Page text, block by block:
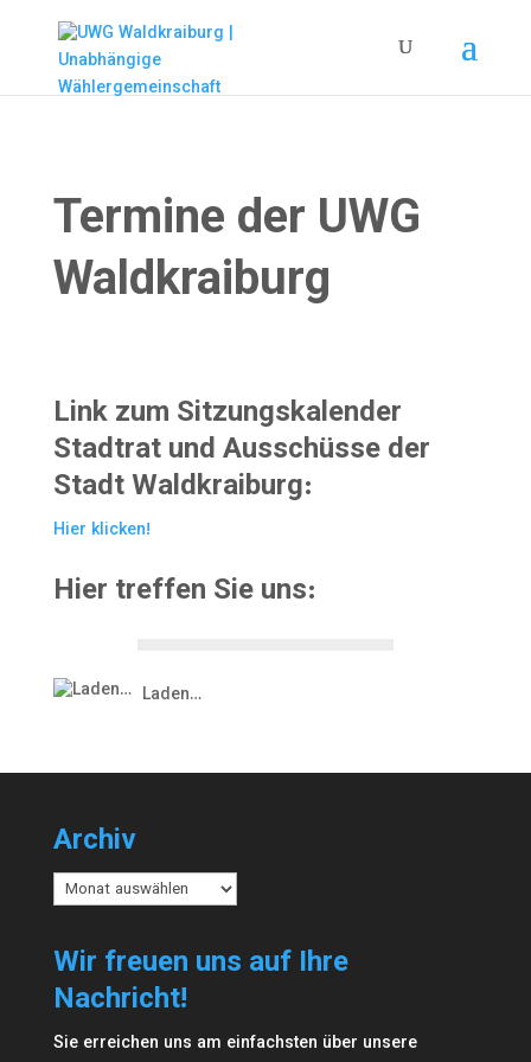
Termine der UWG
Waldkraiburg
Link zum Sitzungskalender
Stadtrat und Ausschüsse der
Stadt Waldkraiburg:
Hier klicken!
Hier treffen Sie uns:
Laden…
Archiv
Archiv
Wir freuen uns auf Ihre
Nachricht!
Sie erreichen uns am einfachsten über unsere